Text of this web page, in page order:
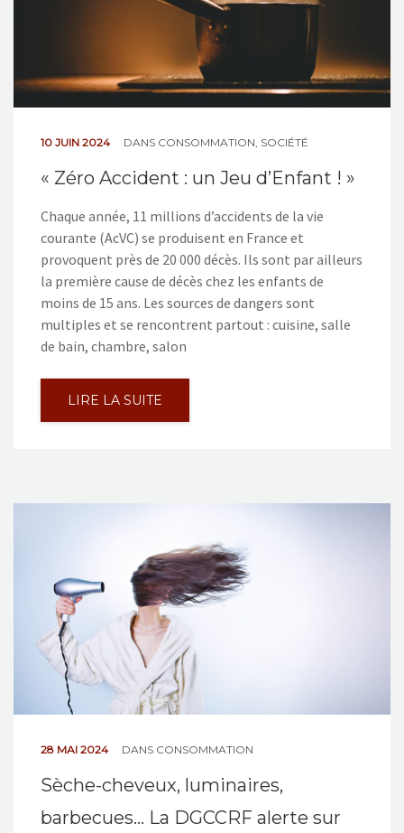
10 JUIN 2024 DANS CONSOMMATION SOCIÉTÉ
« Zéro Accident : un Jeu d’Enfant ! »
Chaque année, 11 millions d’accidents de la vie
courante (AcVC) se produisent en France et
provoquent près de 20 000 décès. Ils sont par ailleurs
la première cause de décès chez les enfants de
moins de 15 ans. Les sources de dangers sont
multiples et se rencontrent partout : cuisine, salle
de bain, chambre, salon
LIRE LA SUITE
28 MAI 2024 DANS CONSOMMATION
Sèche-cheveux, luminaires,
barbecues… La DGCCRF alerte sur